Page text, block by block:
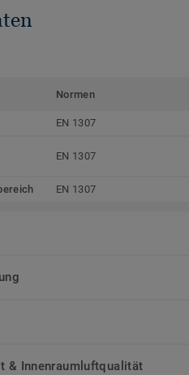
Normen
EN 1307
EN 1307
EN 1307
& Innenraumluftqualität